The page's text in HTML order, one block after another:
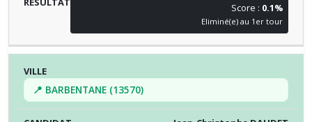
Score : 0.1%
Eliminé(e) au 1er tour
📍 BARBENTANE (13570)